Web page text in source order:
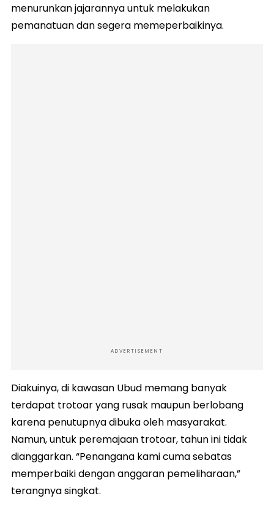
menurunkan jajarannya untuk melakukan
pemanatuan dan segera memeperbaikinya.
ADVERTISEMENT
Diakuinya, di kawasan Ubud memang banyak
terdapat trotoar yang rusak maupun berlobang
karena penutupnya dibuka oleh masyarakat.
Namun, untuk peremajaan trotoar, tahun ini tidak
dianggarkan. “Penangana kami cuma sebatas
memperbaiki dengan anggaran pemeliharaan,”
terangnya singkat.